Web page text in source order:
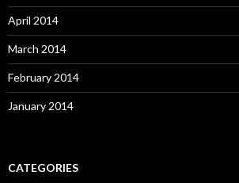
April 2014
March 2014
February 2014
January 2014
CATEGORIES